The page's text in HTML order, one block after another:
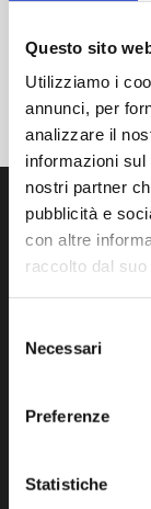
Questo sito
Utilizziamo i
annunci, per
analizzare il
informazioni
nostri partner
pubblicità e
con altre
raccolto dal
delNecessari
Preferenze
Statistiche
et services de
en salle propre.
Tel :+39 02
Numéro de TVA